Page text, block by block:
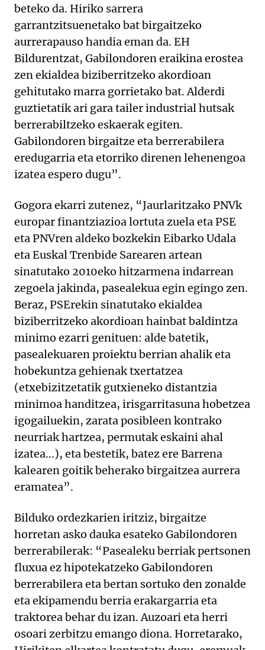
beteko da. Hiriko sarrera
garrantzitsuenetako bat birgaitzeko
aurrerapauso handia eman da. EH
Bildurentzat, Gabilondoren eraikina erostea
zen ekialdea biziberritzeko akordioan
gehitutako marra gorrietako bat. Alderdi
guztietatik ari gara tailer industrial hutsak
berrerabiltzeko eskaerak egiten.
Gabilondoren birgaitze eta berrerabilera
eredugarria eta etorriko direnen lehenengoa
izatea espero dugu”.
Gogora ekarri zutenez, “Jaurlaritzako PNVk
europar finantziazioa lortuta zuela eta PSE
eta PNVren aldeko bozkekin Eibarko Udala
eta Euskal Trenbide Sarearen artean
sinatutako 2010eko hitzarmena indarrean
zegoela jakinda, pasealekua egin egingo zen.
Beraz, PSErekin sinatutako ekialdea
biziberritzeko akordioan hainbat baldintza
minimo ezarri genituen: alde batetik,
pasealekuaren proiektu berrian ahalik eta
hobekuntza gehienak txertatzea
(etxebizitzetatik gutxieneko distantzia
minimoa handitzea, irisgarritasuna hobetzea
igogailuekin, zarata posibleen kontrako
neurriak hartzea, permutak eskaini ahal
izatea...), eta bestetik, batez ere Barrena
kalearen goitik beherako birgaitzea aurrera
eramatea”.
Bilduko ordezkarien iritziz, birgaitze
horretan asko dauka esateko Gabilondoren
berrerabilerak: “Pasealeku berriak pertsonen
fluxua ez hipotekatzeko Gabilondoren
berrerabilera eta bertan sortuko den zonalde
eta ekipamendu berria erakargarria eta
traktorea behar du izan. Auzoari eta herri
osoari zerbitzu emango diona. Horretarako,